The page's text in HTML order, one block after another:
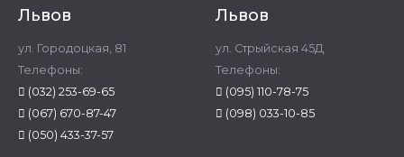
Львов
ул. Городоцкая, 81
Телефоны:
(032) 253-69-65
(067) 670-87-47
(050) 433-37-57
Львов
ул. Стрыйская 45Д
Телефоны:
(095) 110-78-75
(098) 033-10-85